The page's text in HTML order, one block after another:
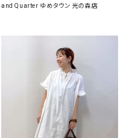
and Quarter ゆめタウン 光の森店